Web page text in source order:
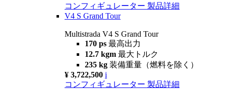
コンフィギュレーター 製品詳細
V4 S Grand Tour
Multistrada V4 S Grand Tour
170 ps 最高出力
12.7 kgm 最大トルク
235 kg 装備重量（燃料を除く）
¥ 3,722,500 i
コンフィギュレーター 製品詳細